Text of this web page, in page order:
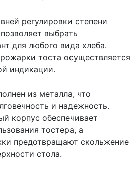
регулировки степени
выбрать
для любого вида хлеба.
тоста осуществляется
индикации.
из металла, что
и надежность.
корпус обеспечивает
тостера, а
предотвращают скольжение
стола.